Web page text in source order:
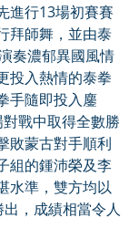
進行13場初賽賽
拜師舞，並由泰
奏濃郁異國風情
投入熱情的泰拳
手隨即投入鏖
戰中取得全數勝
敗蒙古對手順利
組的鍾沛榮及李
水準，雙方均以
出，成績相當令人